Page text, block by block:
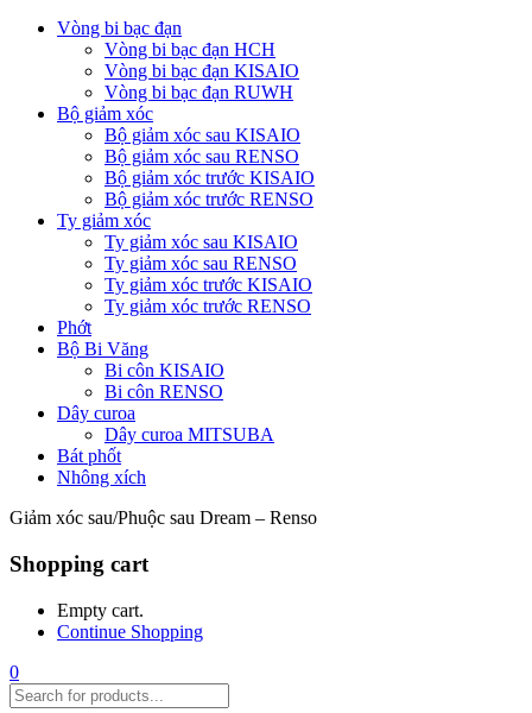
Vòng bi bạc đạn
Vòng bi bạc đạn HCH
Vòng bi bạc đạn KISAIO
Vòng bi bạc đạn RUWH
Bộ giảm xóc
Bộ giảm xóc sau KISAIO
Bộ giảm xóc sau RENSO
Bộ giảm xóc trước KISAIO
Bộ giảm xóc trước RENSO
Ty giảm xóc
Ty giảm xóc sau KISAIO
Ty giảm xóc sau RENSO
Ty giảm xóc trước KISAIO
Ty giảm xóc trước RENSO
Phớt
Bộ Bi Văng
Bi côn KISAIO
Bi côn RENSO
Dây curoa
Dây curoa MITSUBA
Bát phốt
Nhông xích
Giảm xóc sau/Phuộc sau Dream – Renso
Shopping cart
Empty cart.
Continue Shopping
0